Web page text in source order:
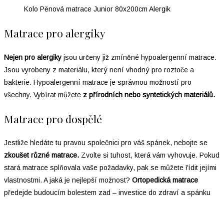
Kolo Pěnová matrace Junior 80x200cm Alergik
Matrace pro alergiky
Nejen pro alergiky jsou určeny již zmíněné hypoalergenní matrace.
Jsou vyrobeny z materiálu, který není vhodný pro roztoče a
bakterie. Hypoalergenní matrace je správnou možností pro
všechny. Vybírat můžete z přírodních nebo syntetických materiálů.
Matrace pro dospělé
Jestliže hledáte tu pravou společnici pro váš spánek, nebojte se
zkoušet různé matrace. Zvolte si tuhost, která vám vyhovuje. Pokud
stará matrace splňovala vaše požadavky, pak se můžete řídit jejími
vlastnostmi. A jaká je nejlepší možnost? Ortopedická matrace
předejde budoucím bolestem zad – investice do zdraví a spánku